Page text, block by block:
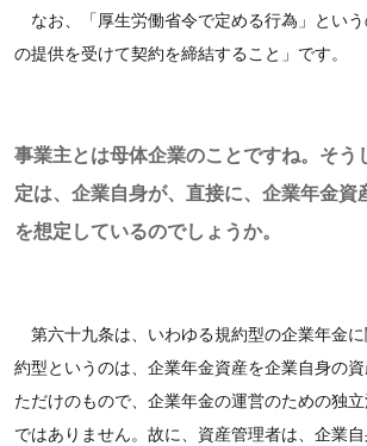
なお、「厚生労働省令で定める行為」とい
の提供を受けて契約を締結すること」です。
事業主とは母体企業のことですね。そう
定は、企業自身が、直接に、企業年金資
を想定しているのでしょうか。
第六十九条は、いわゆる規約型の企業年金
約型というのは、企業年金資産を企業自身の
ただけのもので、企業年金の運営のための独
ではありません。故に、資産管理者は、企業自